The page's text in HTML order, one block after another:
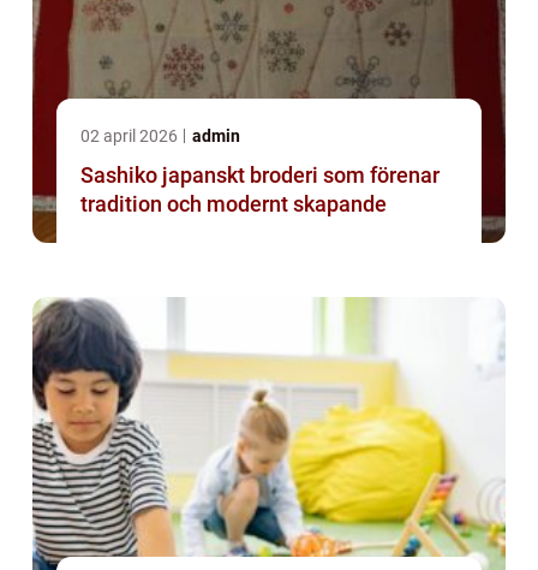
02 april 2026 admin
Sashiko japanskt broderi som förenar
tradition och modernt skapande